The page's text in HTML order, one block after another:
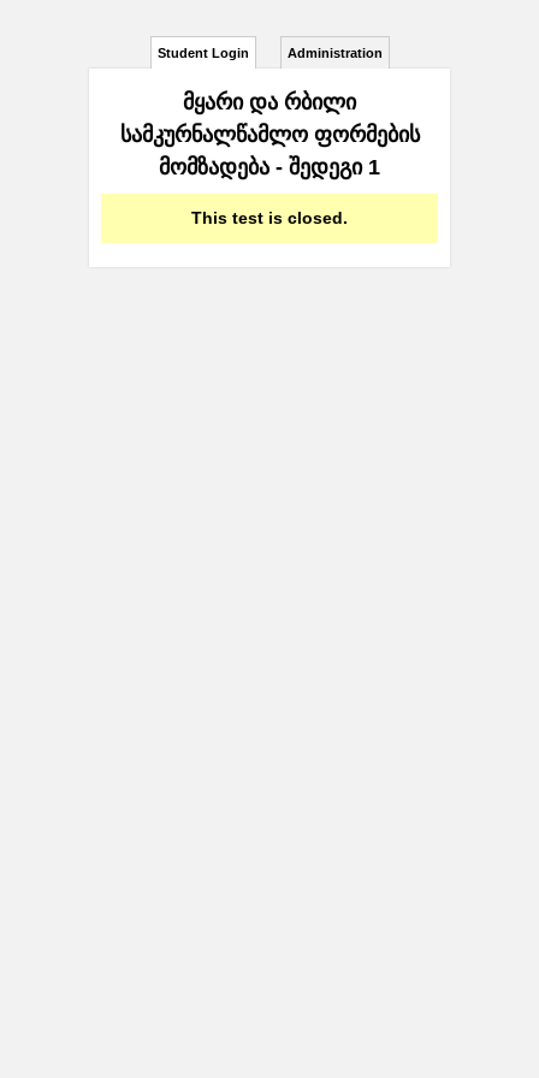
Student Login Administration
მყარი და რბილი
სამკურნალწამლო ფორმების
მომზადება - შედეგი 1
This test is closed.